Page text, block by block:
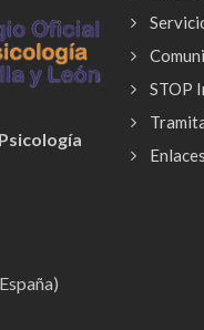
STOP
Enlaces